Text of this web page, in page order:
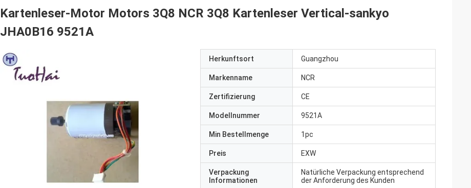
Kartenleser-Motor Motors 3Q8 NCR 3Q8 Kartenleser Vertical-sankyo
JHA0B16 9521A
Herkunftsort Guangzhou
Markenname NCR
Zertifizierung CE
Modellnummer 9521A
Min Bestellmenge 1pc
Preis EXW
Verpackung
Informationen
Natürliche Verpackung entsprechend
der Anforderung des Kunden